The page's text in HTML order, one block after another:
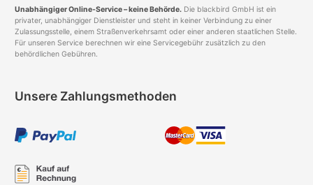
Unabhängiger Online-Service – keine Behörde. Die blackbird GmbH ist ein
privater, unabhängiger Dienstleister und steht in keiner Verbindung zu einer
Zulassungsstelle, einem Straßenverkehrsamt oder einer anderen staatlichen Stelle.
Für unseren Service berechnen wir eine Servicegebühr zusätzlich zu den
behördlichen Gebühren.
Unsere Zahlungsmethoden